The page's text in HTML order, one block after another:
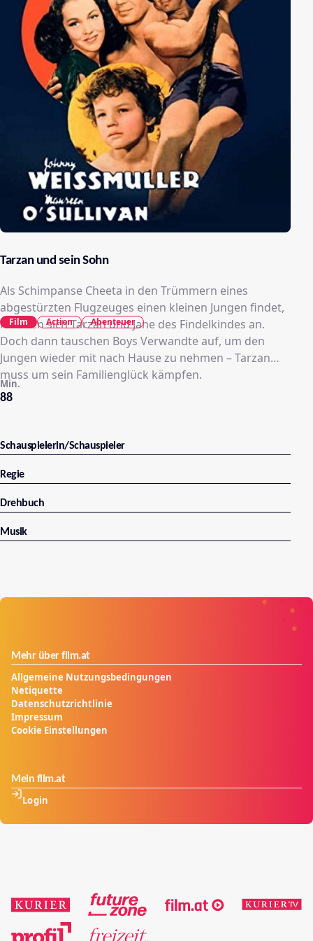
Tarzan und sein Sohn
Als Schimpanse Cheeta in den Trümmern eines
abgestürzten Flugzeuges einen kleinen Jungen findet,
nehmen sich Tarzan und Jane des Findelkindes an.
Doch dann tauschen Boys Verwandte auf, um den
Jungen wieder mit nach Hause zu nehmen – Tarzan
muss um sein Familienglück kämpfen.
88
Min.
Film Action Abenteuer
Schauspielerin/Schauspieler
Regie
Drehbuch
Musik
Mehr über film.at
Allgemeine Nutzungsbedingungen
Netiquette
Datenschutzrichtlinie
Impressum
Cookie Einstellungen
Mein film.at
Login